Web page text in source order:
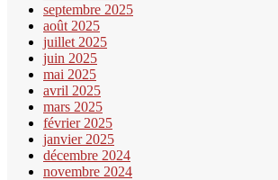
septembre 2025
août 2025
juillet 2025
juin 2025
mai 2025
avril 2025
mars 2025
février 2025
janvier 2025
décembre 2024
novembre 2024